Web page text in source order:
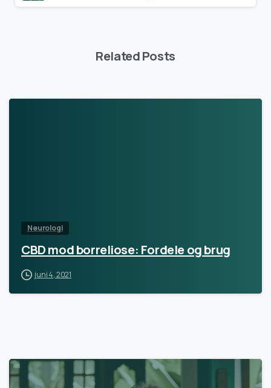
Related Posts
Neurologi
CBD mod borreliose: Fordele og brug
juni 4, 2021